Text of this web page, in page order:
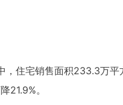
住宅销售面积233.3万
21.9%。